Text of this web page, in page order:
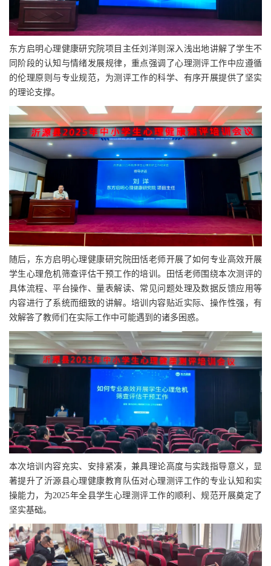
东方启明心理健康研究院项目主任刘洋则深入浅出地讲解了学生不
同阶段的认知与情绪发展规律，重点强调了心理测评工作中应遵循
的伦理原则与专业规范，为测评工作的科学、有序开展提供了坚实
的理论支撑。
随后，东方启明心理健康研究院田恬老师开展了如何专业高效开展
学生心理危机筛查评估干预工作的培训。田恬老师围绕本次测评的
具体流程、平台操作、量表解读、常见问题处理及数据反馈应用等
内容进行了系统而细致的讲解。培训内容贴近实际、操作性强，有
效解答了教师们在实际工作中可能遇到的诸多困惑。
本次培训内容充实、安排紧凑，兼具理论高度与实践指导意义，显
著提升了沂源县心理健康教育队伍对心理测评工作的专业认知和实
操能力，为2025年全县学生心理测评工作的顺利、规范开展奠定了
坚实基础。